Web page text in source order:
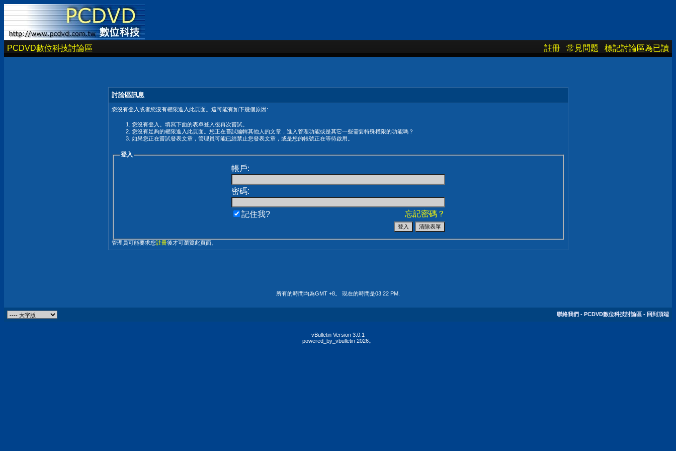
PCDVD數位科技討論區 註冊 常見問題 標記討論區為已讀
討論區訊息
您沒有登入或者您沒有權限進入此頁面。這可能有如下幾個原因:
您沒有登入。填寫下面的表單登入後再次嘗試。
您沒有足夠的權限進入此頁面。您正在嘗試編輯其他人的文章，進入管理功能或是其它一些需要特殊權限的功能嗎？
如果您正在嘗試發表文章，管理員可能已經禁止您發表文章，或是您的帳號正在等待啟用。
登入
帳戶:
密碼:
忘記密碼？
記住我?
管理員可能要求您註冊後才可瀏覽此頁面。
所有的時間均為GMT +8。 現在的時間是03:22 PM
聯絡我們 - PCDVD數位科技討論區 - 回到頂端
vBulletin Version 3.0.1
powered_by_vbulletin 2026。